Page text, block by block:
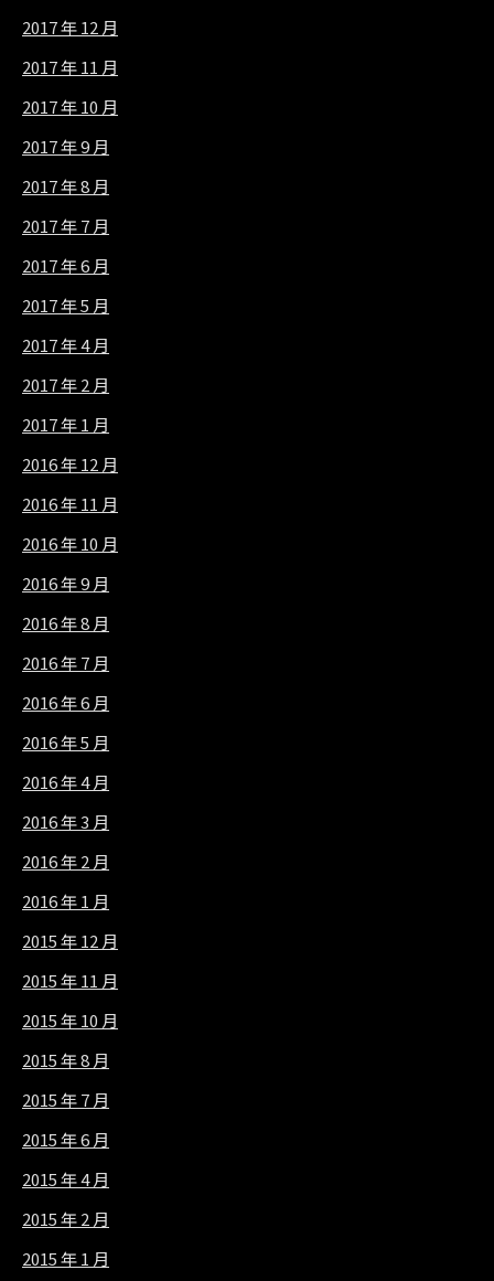
2017 年 12 月
2017 年 11 月
2017 年 10 月
2017 年 9 月
2017 年 8 月
2017 年 7 月
2017 年 6 月
2017 年 5 月
2017 年 4 月
2017 年 2 月
2017 年 1 月
2016 年 12 月
2016 年 11 月
2016 年 10 月
2016 年 9 月
2016 年 8 月
2016 年 7 月
2016 年 6 月
2016 年 5 月
2016 年 4 月
2016 年 3 月
2016 年 2 月
2016 年 1 月
2015 年 12 月
2015 年 11 月
2015 年 10 月
2015 年 8 月
2015 年 7 月
2015 年 6 月
2015 年 4 月
2015 年 2 月
2015 年 1 月